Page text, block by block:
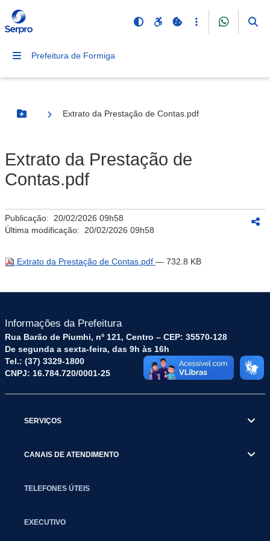
Prefeitura de Formiga
Botão Menu
Extrato da Prestação de Contas.pdf
Extrato da Prestação de
Contas.pdf
Publicação: 20/02/2026 09h58
Última modificação: 20/02/2026 09h58
Extrato da Prestação de Contas.pdf — 732.8 KB
Informações da Prefeitura
Rua Barão de Piumhi, nº 121, Centro – CEP: 35570-128
De segunda a sexta-feira, das 9h às 16h
Tel.: (37) 3329-1800
CNPJ: 16.784.720/0001-25
SERVIÇOS
CANAIS DE ATENDIMENTO
TELEFONES ÚTEIS
EXECUTIVO